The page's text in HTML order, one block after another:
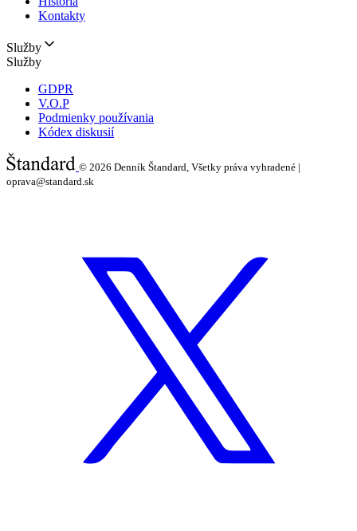
Kontakty
Služby
Služby
GDPR
V.O.P
Podmienky používania
Kódex diskusií
© 2026 Denník Štandard, Všetky práva vyhradené |
oprava@standard.sk